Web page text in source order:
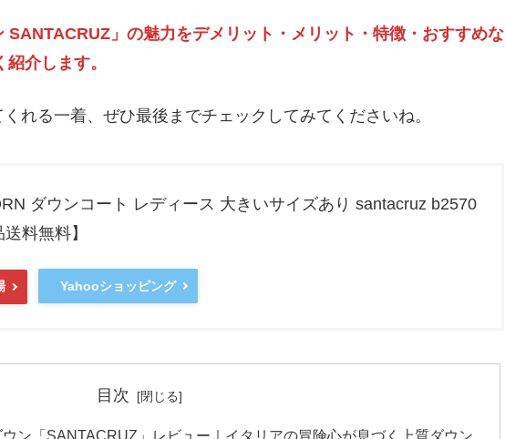
SANTACRUZ」の魅力をデメリット・メリット・特徴・おすすめな
介します。
れる一着、ぜひ最後までチェックしてみてくださいね。
ダウンコート レディース 大きいサイズあり santacruz b2570
料無料】
Yahooショッピング
目次